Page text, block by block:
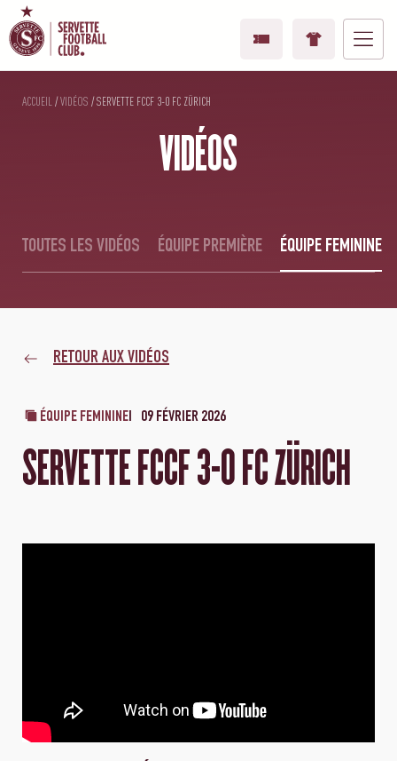
ACCUEIL /VIDÉOS /SERVETTE FCCF 3-0 FC ZÜRICH
VIDÉOS
TOUTES LES VIDÉOS ÉQUIPE PREMIÈRE ÉQUIPE FEMININE
RETOUR AUX VIDÉOS
ÉQUIPE FEMININE 09 FÉVRIER 2026
SERVETTE FCCF 3-0 FC ZÜRICH